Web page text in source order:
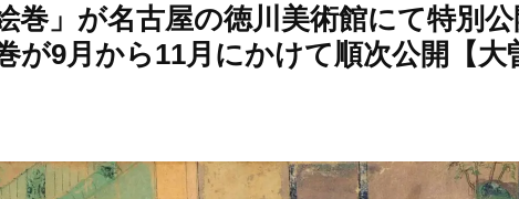
巻」が名古屋の徳川美術館にて特別
が9月から11月にかけて順次公開【大